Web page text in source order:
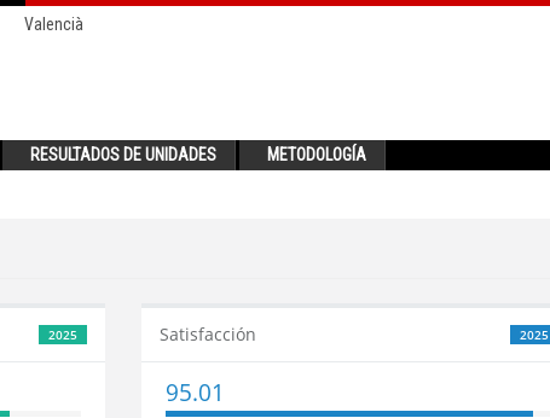
Valencià
RESULTADOS DE UNIDADES METODOLOGÍA
2025 2025
Satisfacción
95.01